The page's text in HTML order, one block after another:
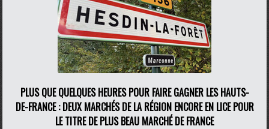
PLUS QUE QUELQUES HEURES POUR FAIRE GAGNER LES HAUTS-
DE-FRANCE : DEUX MARCHÉS DE LA RÉGION ENCORE EN LICE POUR
LE TITRE DE PLUS BEAU MARCHÉ DE FRANCE